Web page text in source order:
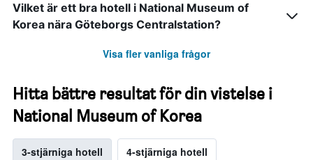
Vilket är ett bra hotell i National Museum of
Korea nära Göteborgs Centralstation?
Visa fler vanliga frågor
Hitta bättre resultat för din vistelse i
National Museum of Korea
3-stjärniga hotell 4-stjärniga hotell